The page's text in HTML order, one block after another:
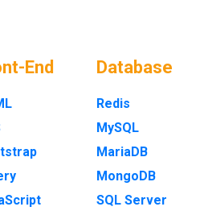
End Database
Redis
MySQL
MariaDB
MongoDB
SQL Server